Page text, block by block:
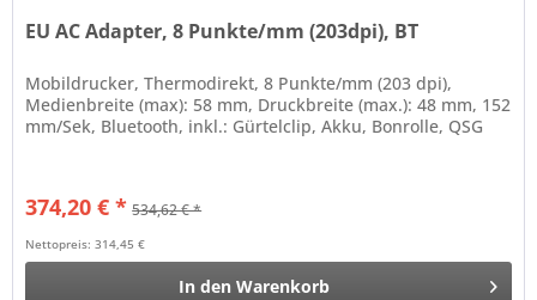
EU AC Adapter, 8 Punkte/mm (203dpi), BT
Mobildrucker, Thermodirekt, 8 Punkte/mm (203 dpi),
Medienbreite (max): 58 mm, Druckbreite (max.): 48 mm, 152
mm/Sek, Bluetooth, inkl.: Gürtelclip, Akku, Bonrolle, QSG
374,20 € * 534,62 € *
Nettopreis: 314,45 €
In den Warenkorb